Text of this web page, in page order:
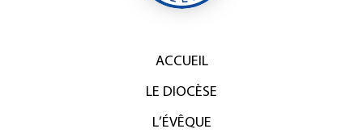
ACCUEIL
LE DIOCÈSE
L’ÉVÊQUE